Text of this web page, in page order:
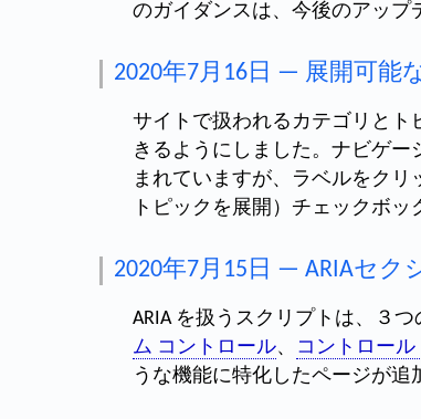
のガイダンスは、今後のアップ
2020年7月16日 — 展開可能
サイトで扱われるカテゴリとト
きるようにしました。ナビゲ
まれていますが、ラベルをク
トピックを展開）チェックボ
2020年7月15日 — ARIAセク
ARIA を扱うスクリプトは、３
ム コントロール、 コントロール
うな機能に特化したページが追